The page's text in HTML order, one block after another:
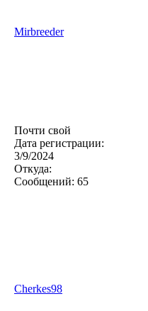
Mirbreeder
Почти свой
Дата регистрации:
3/9/2024
Откуда:
Сообщений: 65
Cherkes98